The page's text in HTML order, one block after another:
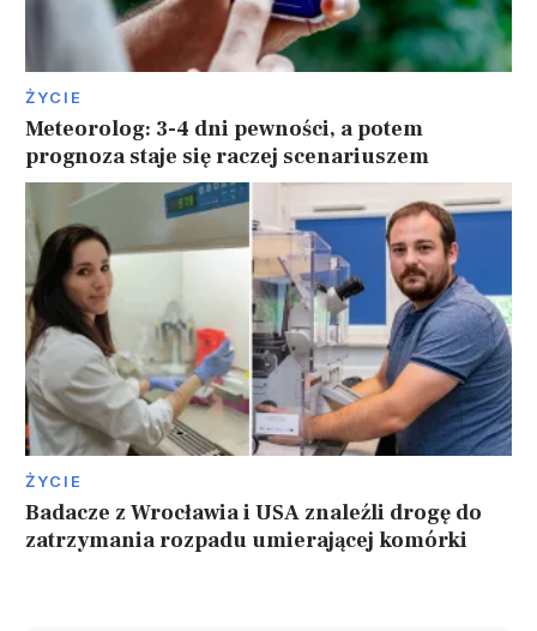
ŻYCIE
Meteorolog: 3-4 dni pewności, a potem
prognoza staje się raczej scenariuszem
ŻYCIE
Badacze z Wrocławia i USA znaleźli drogę do
zatrzymania rozpadu umierającej komórki